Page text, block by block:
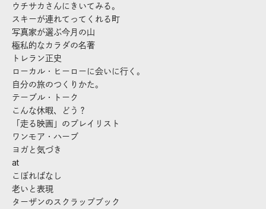
ウチサカさんにきいてみる。
スキーが連れてってくれる町
写真家が選ぶ今月の山
極私的なカラダの名著
トレラン正史
ローカル・ヒーローに会いに行く。
自分の旅のつくりかた。
テーブル・トーク
こんな休暇、どう？
「走る映画」のプレイリスト
ワンモア・ハーブ
ヨガと気づき
at
こぼればなし
老いと表現
ターザンのスクラップブック